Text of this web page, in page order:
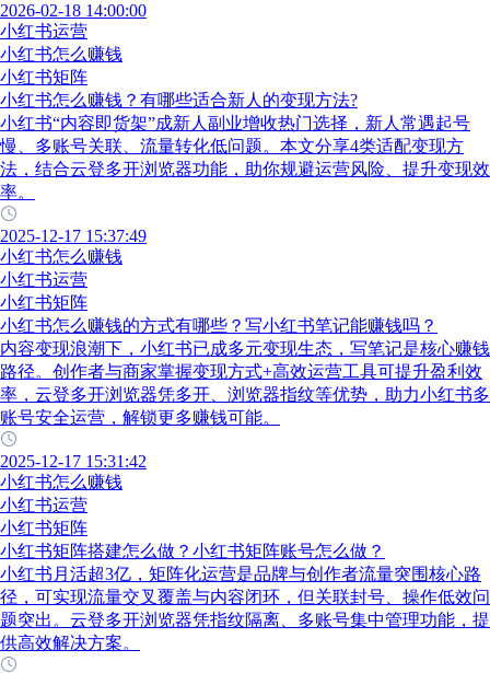
2026-02-18 14:00:00
小红书运营
小红书怎么赚钱
小红书矩阵
小红书怎么赚钱？有哪些适合新人的变现方法?
小红书“内容即货架”成新人副业增收热门选择，新人常遇起号
慢、多账号关联、流量转化低问题。本文分享4类适配变现方
法，结合云登多开浏览器功能，助你规避运营风险、提升变现效
率。
2025-12-17 15:37:49
小红书怎么赚钱
小红书运营
小红书矩阵
小红书怎么赚钱的方式有哪些？写小红书笔记能赚钱吗？
内容变现浪潮下，小红书已成多元变现生态，写笔记是核心赚钱
路径。创作者与商家掌握变现方式+高效运营工具可提升盈利效
率，云登多开浏览器凭多开、浏览器指纹等优势，助力小红书多
账号安全运营，解锁更多赚钱可能。
2025-12-17 15:31:42
小红书怎么赚钱
小红书运营
小红书矩阵
小红书矩阵搭建怎么做？小红书矩阵账号怎么做？
小红书月活超3亿，矩阵化运营是品牌与创作者流量突围核心路
径，可实现流量交叉覆盖与内容闭环，但关联封号、操作低效问
题突出。云登多开浏览器凭指纹隔离、多账号集中管理功能，提
供高效解决方案。